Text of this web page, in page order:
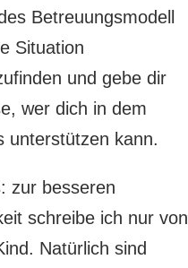
Betreuungsmodell
Situation
und gebe dir
wer dich in dem
unterstützen kann.
zur besseren
schreibe ich nur von
Natürlich sind